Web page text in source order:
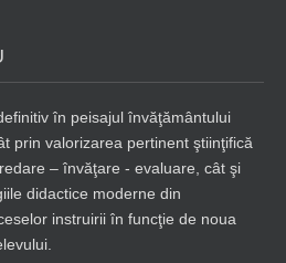
în peisajul învăţământului
prin valorizarea pertinent ştiinţifică
– învăţare - evaluare, cât şi
didactice moderne din
instruirii în funcţie de noua